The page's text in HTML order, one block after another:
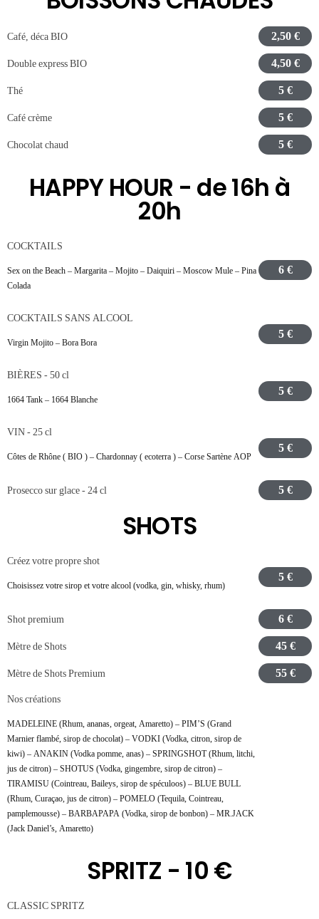
Café, déca BIO 2,50 €
Double express BIO 4,50 €
Thé 5 €
Café crème 5 €
Chocolat chaud 5 €
HAPPY HOUR - de 16h à
20h
COCKTAILS
Sex on the Beach – Margarita – Mojito – Daiquiri – Moscow Mule – Pina
Colada
6 €
COCKTAILS SANS ALCOOL
Virgin Mojito – Bora Bora
5 €
BIÈRES - 50 cl
1664 Tank – 1664 Blanche
5 €
VIN - 25 cl
Côtes de Rhône ( BIO ) – Chardonnay ( ecoterra ) – Corse Sartène AOP
5 €
Prosecco sur glace - 24 cl 5 €
SHOTS
Créez votre propre shot
Choisissez votre sirop et votre alcool (vodka, gin, whisky, rhum)
5 €
Shot premium 6 €
Mètre de Shots 45 €
Mètre de Shots Premium 55 €
Nos créations
MADELEINE (Rhum, ananas, orgeat, Amaretto) – PIM’S (Grand
Marnier flambé, sirop de chocolat) – VODKI (Vodka, citron, sirop de
kiwi) – ANAKIN (Vodka pomme, anas) – SPRINGSHOT (Rhum, litchi,
jus de citron) – SHOTUS (Vodka, gingembre, sirop de citron) –
TIRAMISU (Cointreau, Baileys, sirop de spéculoos) – BLUE BULL
(Rhum, Curaçao, jus de citron) – POMELO (Tequila, Cointreau,
pamplemousse) – BARBAPAPA (Vodka, sirop de bonbon) – MR.JACK
(Jack Daniel’s, Amaretto)
SPRITZ - 10 €
CLASSIC SPRITZ